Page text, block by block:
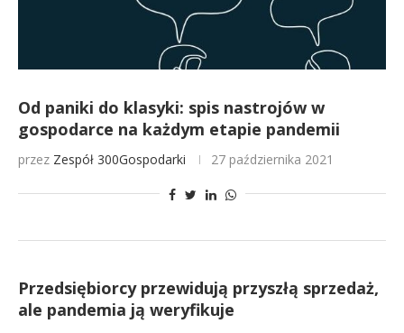
Od paniki do klasyki: spis nastrojów w
gospodarce na każdym etapie pandemii
przez Zespół 300Gospodarki 27 października 2021
Przedsiębiorcy przewidują przyszłą sprzedaż,
ale pandemia ją weryfikuje